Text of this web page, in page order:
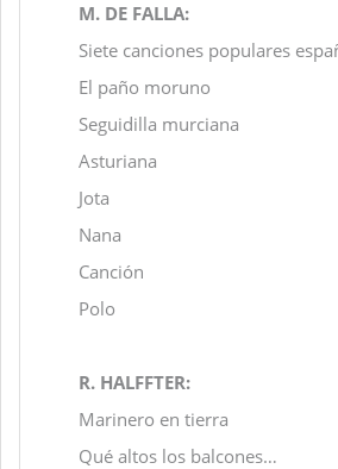
M. DE FALLA:
Siete canciones populares
El paño moruno
Seguidilla murciana
Asturiana
Jota
Nana
Canción
Polo
R. HALFFTER:
Marinero en tierra
Qué altos los balcones…